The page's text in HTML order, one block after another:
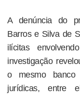
A denúncia do
Barros e Silva de
ilícitas
investigação
o mesmo
jurídicas, entre